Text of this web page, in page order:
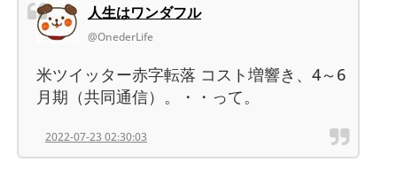
人生はワンダフル
@OnederLife
米ツイッター赤字転落 コスト増響き、4～6
月期（共同通信）。・・って。
2022-07-23 02:30:03